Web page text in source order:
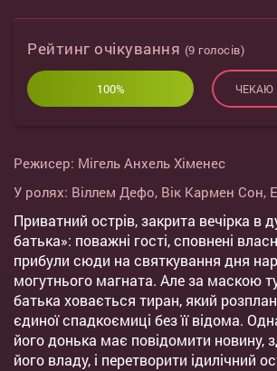
Рейтинг очікування (9 голосів)
100% 0% ЧЕКАЮ
Режисер: Мігель Анхель Хіменес
У ролях: Віллем Дефо, Вік Кармен Сон,
Приватний острів, закрита вечірка в
батька»: поважні гості, сповнені
прибули сюди на святкування дня
могутнього магната. Але за маскою
батька ховається тиран, який
єдиної спадкоємиці без її відома.
його донька має повідомити новину,
його владу, і перетворити ідилічний